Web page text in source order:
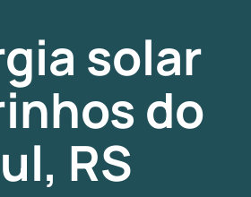
solar
do
RS